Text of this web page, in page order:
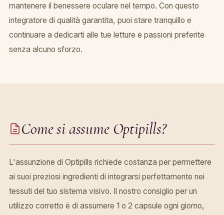
mantenere il benessere oculare nel tempo. Con questo
integratore di qualità garantita, puoi stare tranquillo e
continuare a dedicarti alle tue letture e passioni preferite
senza alcuno sforzo.
Come si assume Optipills?
L'assunzione di Optipills richiede costanza per permettere
ai suoi preziosi ingredienti di integrarsi perfettamente nei
tessuti del tuo sistema visivo. Il nostro consiglio per un
utilizzo corretto è di assumere 1 o 2 capsule ogni giorno,